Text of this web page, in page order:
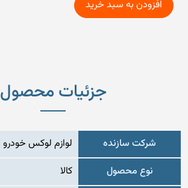
جزئیات محصول
شرکت سازنده
لوازم لوکس خودرو
نوع محصول
کالا